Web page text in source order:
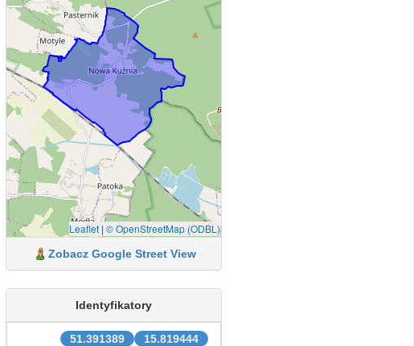
Leaflet| © OpenStreetMap (ODBL)
Zobacz Google Street View
Identyfikatory
15.819444
51.391389